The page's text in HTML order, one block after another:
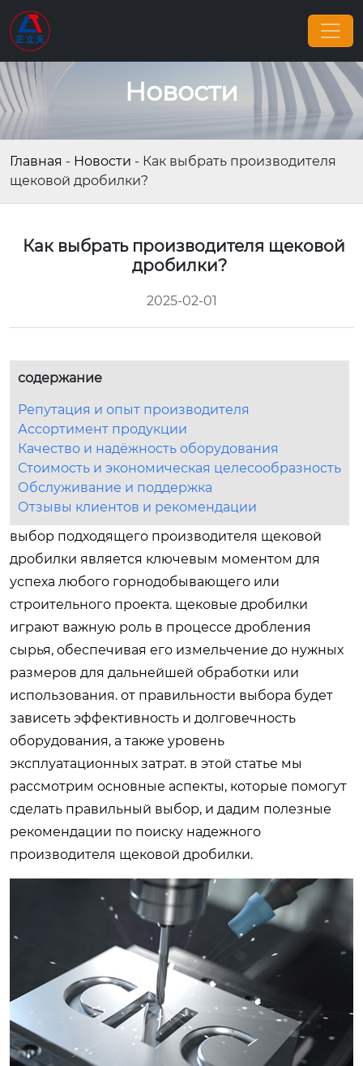
Новости
Главная - Новости - Как выбрать производителя
щековой дробилки?
Как выбрать производителя щековой
дробилки?
2025-02-01
содержание
Репутация и опыт производителя
Ассортимент продукции
Качество и надёжность оборудования
Стоимость и экономическая целесообразность
Обслуживание и поддержка
Отзывы клиентов и рекомендации
выбор подходящего производителя щековой
дробилки является ключевым моментом для
успеха любого горнодобывающего или
строительного проекта. щековые дробилки
играют важную роль в процессе дробления
сырья, обеспечивая его измельчение до нужных
размеров для дальнейшей обработки или
использования. от правильности выбора будет
зависеть эффективность и долговечность
оборудования, а также уровень
эксплуатационных затрат. в этой статье мы
рассмотрим основные аспекты, которые помогут
сделать правильный выбор, и дадим полезные
рекомендации по поиску надежного
производителя щековой дробилки.